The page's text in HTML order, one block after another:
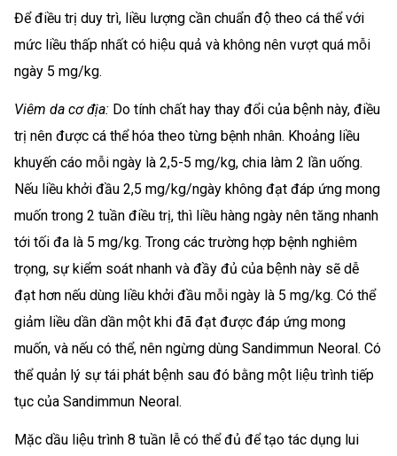
Để điều trị duy trì, liều lượng cần chuẩn độ theo cá thể với
mức liều thấp nhất có hiệu quả và không nên vượt quá mỗi
ngày 5 mg/kg.
Viêm da cơ địa: Do tính chất hay thay đổi của bệnh này, điều
trị nên được cá thể hóa theo từng bệnh nhân. Khoảng liều
khuyến cáo mỗi ngày là 2,5-5 mg/kg, chia làm 2 lần uống.
Nếu liều khởi đầu 2,5 mg/kg/ngày không đạt đáp ứng mong
muốn trong 2 tuần điều trị, thì liều hàng ngày nên tăng nhanh
tới tối đa là 5 mg/kg. Trong các trường hợp bệnh nghiêm
trọng, sự kiểm soát nhanh và đầy đủ của bệnh này sẽ dễ
đạt hơn nếu dùng liều khởi đầu mỗi ngày là 5 mg/kg. Có thể
giảm liều dần dần một khi đã đạt được đáp ứng mong
muốn, và nếu có thể, nên ngừng dùng Sandimmun Neoral. Có
thể quản lý sự tái phát bệnh sau đó bằng một liệu trình tiếp
tục của Sandimmun Neoral.
Mặc dầu liệu trình 8 tuần lễ có thể đủ để tạo tác dụng lui